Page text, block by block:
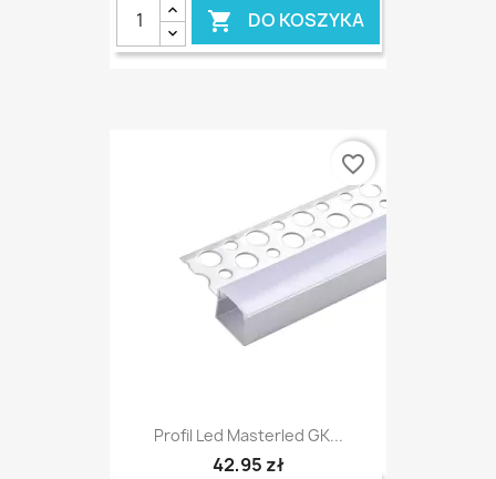
 DO KOSZYKA
Profil Led Masterled GK...
42,95 zł
favorite_border